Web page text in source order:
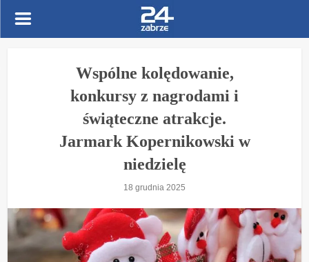
Wspólne kolędowanie,
konkursy z nagrodami i
świąteczne atrakcje.
Jarmark Kopernikowski w
niedzielę
18 grudnia 2025